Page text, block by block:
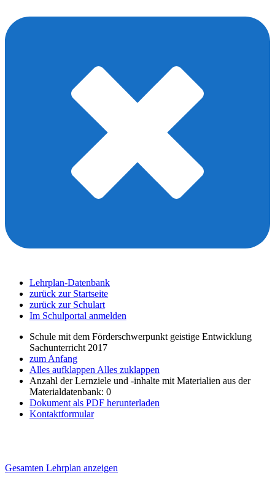
Lehrplan-Datenbank
zurück zur Startseite
zurück zur Schulart
Im Schulportal anmelden
Schule mit dem Förderschwerpunkt geistige Entwicklung
Sachunterricht 2017
zum Anfang
Alles aufklappen Alles zuklappen
Anzahl der Lernziele und -inhalte mit Materialien aus der
Materialdatenbank: 0
Dokument als PDF herunterladen
Kontaktformular
Gesamten Lehrplan anzeigen